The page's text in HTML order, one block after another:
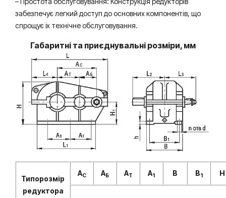
забезпечує легкий доступ до основних компонентів, що
спрощує їх технічне обслуговування.
Габаритні та приєднувальні розміри, мм
Типорозмір
редуктора
АC АБ АT А1 В В1 Н